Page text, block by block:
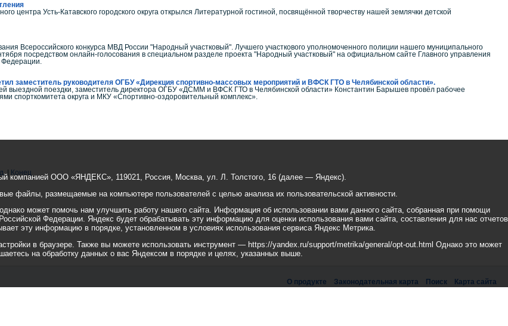
центра Усть-Катавского городского округа открылся Литературной гостиной, посвящённой творчеству нашей землячки детской
Всероссийского конкурса МВД России "Народный участковый". Лучшего участкового уполномоченного полиции нашего муниципального
посредством онлайн-голосования в специальном разделе проекта "Народный участковый" на официальном сайте Главного управления
Федерации.
заместитель руководителя ОГБУ «Дирекция спортивно-массовых мероприятий и ВФСК ГТО в Челябинской области».
выездной поездки, заместитель директора ОГБУ «ДСММ и ВФСК ГТО в Челябинской области» Константин Барышев провёл рабочее
спорткомитета округа и МКУ «Спортивно-оздоровительный комплекс».
| Конец
О продукте Законодательная карта Поиск Карта сайта
компанией ООО «ЯНДЕКС», 119021, Россия, Москва, ул. Л. Толстого, 16 (далее — Яндекс).
файлы, размещаемые на компьютере пользователей с целью анализа их пользовательской активности.
может помочь нам улучшить работу нашего сайта. Информация об использовании вами данного сайта, собранная при помощи
Федерации. Яндекс будет обрабатывать эту информацию для оценки использования вами сайта, составления для нас
эту информацию в порядке, установленном в условиях использования сервиса Яндекс Метрика.
в браузере. Также вы можете использовать инструмент — https://yandex.ru/support/metrika/general/opt-out.html Однако это может
на обработку данных о вас Яндексом в порядке и целях, указанных выше.